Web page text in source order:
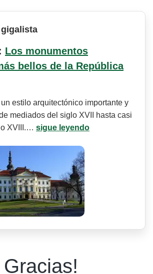
Los monumentos
bellos de la República
estilo arquitectónico importante y
mediados del siglo XVII hasta casi
XVIII.… sigue leyendo
Gracias!